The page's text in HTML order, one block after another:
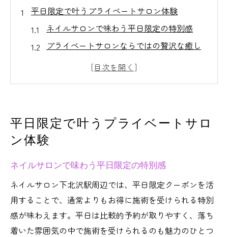
平日限定で叶うプライベートサロン体験
ネイルサロンで味わう平日限定の特別感
プライベートサロンならではの贅沢な癒し
び
ネイルサロン利用で叶うコストダウン術
自分だけの空間で楽しむネイルサロン活用術
プライベートサロンの魅力を徹底解説
ネイルサロンの静かな個室で心もリセット
マンツーマン施術で自分に合うネイルを実
現
平日限定で叶うプライベートサロ
ン体験
ネイルサロンで味わう平日限定の特別感
ネイルサロン下北沢駅周辺では、平日限定クーポンを活
用することで、通常よりもお得に施術を受けられる特別
感が味わえます。平日は比較的予約が取りやすく、落ち
着いた雰囲気の中で施術を受けられるのも魅力のひとつ